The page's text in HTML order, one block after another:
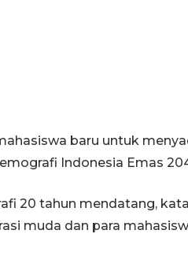
baru untuk
Indonesia Emas
20 tahun mendatang,
muda dan para